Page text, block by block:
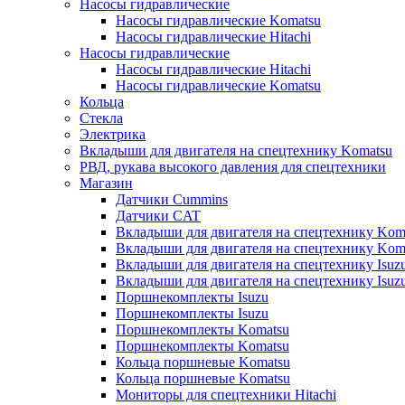
Насосы гидравлические
Насосы гидравлические Komatsu
Насосы гидравлические Hitachi
Насосы гидравлические
Насосы гидравлические Hitachi
Насосы гидравлические Komatsu
Кольца
Стекла
Электрика
Вкладыши для двигателя на спецтехнику Komatsu
РВД, рукава высокого давления для спецтехники
Магазин
Датчики Cummins
Датчики CAT
Вкладыши для двигателя на спецтехнику
Вкладыши для двигателя на спецтехнику
Вкладыши для двигателя на спецтехнику
Вкладыши для двигателя на спецтехнику
Поршнекомплекты Isuzu
Поршнекомплекты Isuzu
Поршнекомплекты Komatsu
Поршнекомплекты Komatsu
Кольца поршневые Komatsu
Кольца поршневые Komatsu
Мониторы для спецтехники Hitachi